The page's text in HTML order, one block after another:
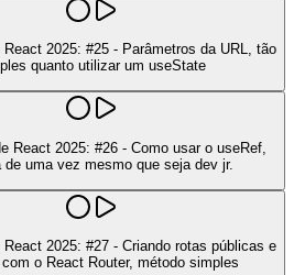
2025: #25 - Parâmetros da URL, tão
quanto utilizar um useState
React 2025: #26 - Como usar o useRef,
de uma vez mesmo que seja dev jr.
2025: #27 - Criando rotas públicas e
o React Router, método simples